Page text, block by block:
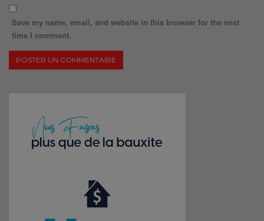
Save my name, email, and website in this browser for the next
time I comment.